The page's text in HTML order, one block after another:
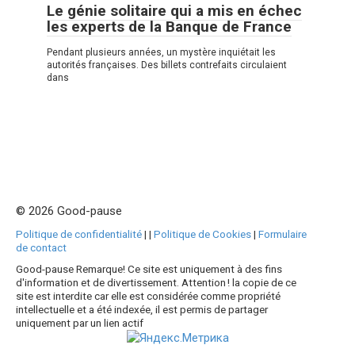
Le génie solitaire qui a mis en échec
les experts de la Banque de France
Pendant plusieurs années, un mystère inquiétait les
autorités françaises. Des billets contrefaits circulaient
dans
© 2026 Good-pause
Politique de confidentialité| | Politique de Cookies| Formulaire
de contact
Good-pause Remarque! Ce site est uniquement à des fins
d'information et de divertissement. Attention ! la copie de ce
site est interdite car elle est considérée comme propriété
intellectuelle et a été indexée, il est permis de partager
uniquement par un lien actif